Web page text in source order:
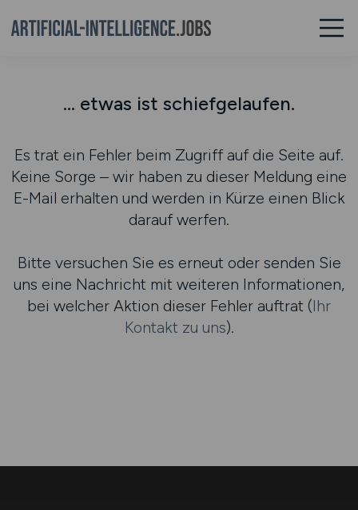
... etwas ist schiefgelaufen.
Es trat ein Fehler beim Zugriff auf die Seite auf.
Keine Sorge – wir haben zu dieser Meldung eine
E-Mail erhalten und werden in Kürze einen Blick
darauf werfen.
Bitte versuchen Sie es erneut oder senden Sie
uns eine Nachricht mit weiteren Informationen,
bei welcher Aktion dieser Fehler auftrat (Ihr
Kontakt zu uns).